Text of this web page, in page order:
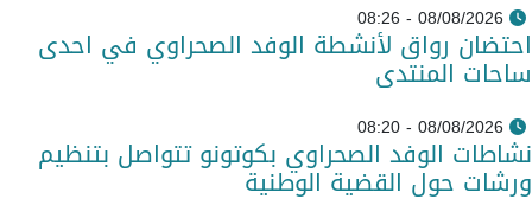
08/08/2026 - 08:26
احتضان رواق لأنشطة الوفد الصحراوي في احدى
ساحات المنتدى
08/08/2026 - 08:20
نشاطات الوفد الصحراوي بكوتونو تتواصل بتنظيم
ورشات حول القضية الوطنية